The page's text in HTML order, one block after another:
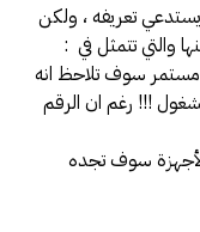
يستدعي تعريفه ، ولكن
والتي تتمثل في :
سوف تلاحظ انه
!!! رغم ان الرقم
سوف تجده